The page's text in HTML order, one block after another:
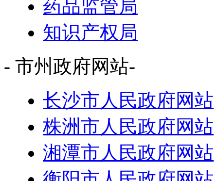
药品监管局
知识产权局
- 市州政府网站-
长沙市人民政府网站
株洲市人民政府网站
湘潭市人民政府网站